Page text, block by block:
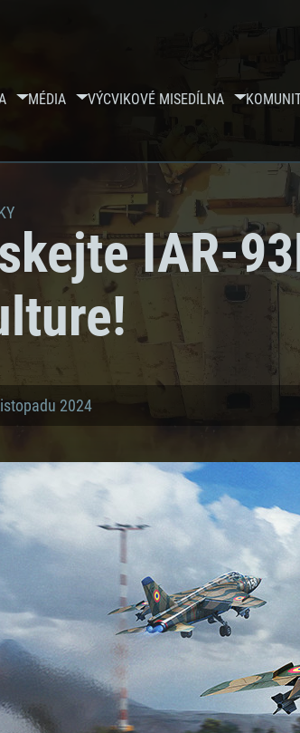
MÉDIA VÝCVIKOVÉ MISEDÍLNA
IAR-
2024